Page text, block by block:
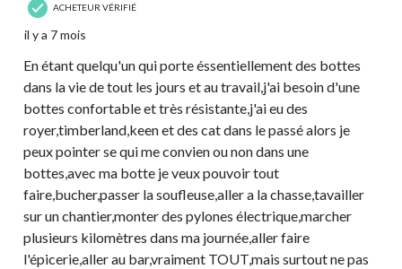
ACHETEUR VÉRIFIÉ
il y a 7 mois
En étant quelqu'un qui porte éssentiellement des bottes
dans la vie de tout les jours et au travail,j'ai besoin d'une
bottes confortable et très résistante,j'ai eu des
royer,timberland,keen et des cat dans le passé alors je
peux pointer se qui me convien ou non dans une
bottes,avec ma botte je veux pouvoir tout
faire,bucher,passer la soufleuse,aller a la chasse,tavailler
sur un chantier,monter des pylones électrique,marcher
plusieurs kilomètres dans ma journée,aller faire
l'épicerie,aller au bar,vraiment TOUT,mais surtout ne pas